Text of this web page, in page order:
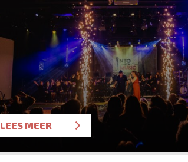
LEES MEER